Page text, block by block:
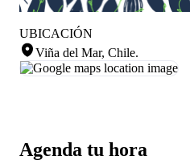
Agenda tu hora
UBICACIÓN
Viña del Mar, Chile.